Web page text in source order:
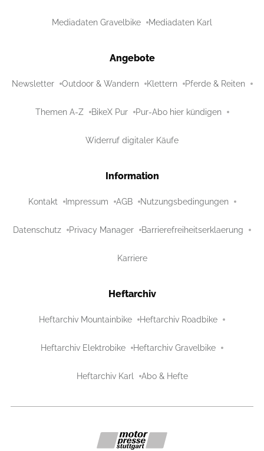
Mediadaten Gravelbike Mediadaten Karl
Angebote
Newsletter Outdoor & Wandern Klettern Pferde & Reiten
Themen A-Z BikeX Pur Pur-Abo hier kündigen
Widerruf digitaler Käufe
Information
Kontakt Impressum AGB Nutzungsbedingungen
Datenschutz Privacy Manager Barrierefreiheitserklaerung
Karriere
Heftarchiv
Heftarchiv Mountainbike Heftarchiv Roadbike
Heftarchiv Elektrobike Heftarchiv Gravelbike
Heftarchiv Karl Abo & Hefte